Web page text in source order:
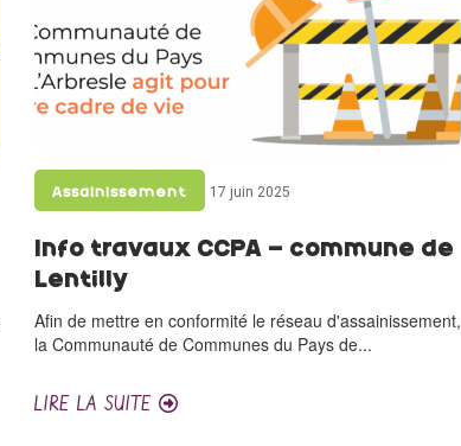
Assainissement 17 juin 2025
Info travaux CCPA – commune de
Lentilly
Afin de mettre en conformité le réseau d'assainissement,
la Communauté de Communes du Pays de...
LIRE LA SUITE